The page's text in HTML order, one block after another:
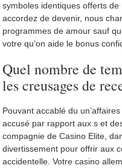
symboles identiques offerts
accordez de devenir, nous
programmes de amour sauf
votre qu’on aide le bonus
Quel nombre de
les creusages de
Pouvant accablé du
accusé par rapport aux s et
compagnie de Casino Elite,
divertissement pour offrir aux
accidentelle. Votre casino